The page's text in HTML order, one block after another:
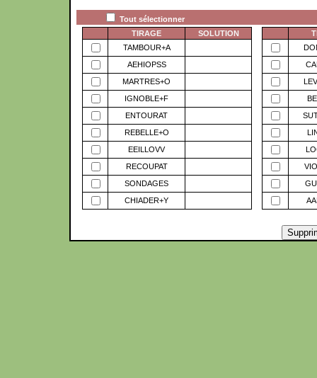
Tout sélectionner
TIRAGE
SOLUTION
TAMBOUR+A
AEHIOPSS
MARTRES+O
IGNOBLE+F
ENTOURAT
REBELLE+O
EEILLOVV
RECOUPAT
SONDAGES
CHIADER+Y